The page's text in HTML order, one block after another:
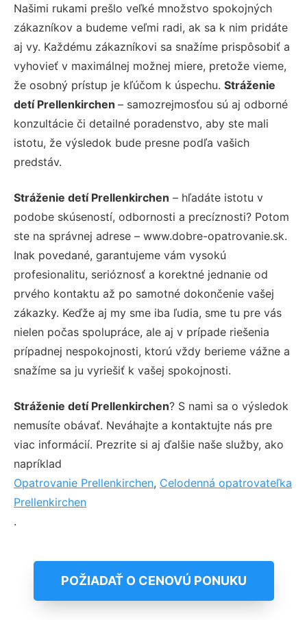
Našimi rukami prešlo veľké množstvo spokojných
zákazníkov a budeme veľmi radi, ak sa k nim pridáte
aj vy. Každému zákazníkovi sa snažíme prispôsobiť a
vyhovieť v maximálnej možnej miere, pretože vieme,
že osobný prístup je kľúčom k úspechu. Stráženie
detí Prellenkirchen – samozrejmosťou sú aj odborné
konzultácie či detailné poradenstvo, aby ste mali
istotu, že výsledok bude presne podľa vašich
predstáv.
Stráženie detí Prellenkirchen – hľadáte istotu v
podobe skúseností, odbornosti a precíznosti? Potom
ste na správnej adrese – www.dobre-opatrovanie.sk.
Inak povedané, garantujeme vám vysokú
profesionalitu, serióznosť a korektné jednanie od
prvého kontaktu až po samotné dokončenie vašej
zákazky. Keďže aj my sme iba ľudia, sme tu pre vás
nielen počas spolupráce, ale aj v prípade riešenia
prípadnej nespokojnosti, ktorú vždy berieme vážne a
snažíme sa ju vyriešiť k vašej spokojnosti.
Stráženie detí Prellenkirchen? S nami sa o výsledok
nemusíte obávať. Neváhajte a kontaktujte nás pre
viac informácií. Prezrite si aj ďalšie naše služby, ako
napríklad
Opatrovanie Prellenkirchen, Celodenná opatrovateľka
Prellenkirchen
.
POŽIADAŤ O CENOVÚ PONUKU